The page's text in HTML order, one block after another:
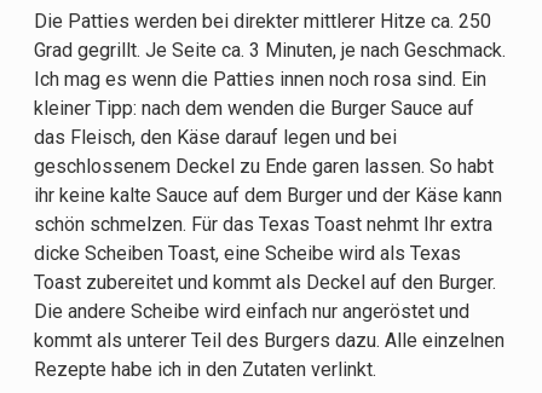
Die Patties werden bei direkter mittlerer Hitze ca. 250
Grad gegrillt. Je Seite ca. 3 Minuten, je nach Geschmack.
Ich mag es wenn die Patties innen noch rosa sind. Ein
kleiner Tipp: nach dem wenden die Burger Sauce auf
das Fleisch, den Käse darauf legen und bei
geschlossenem Deckel zu Ende garen lassen. So habt
ihr keine kalte Sauce auf dem Burger und der Käse kann
schön schmelzen. Für das Texas Toast nehmt Ihr extra
dicke Scheiben Toast, eine Scheibe wird als Texas
Toast zubereitet und kommt als Deckel auf den Burger.
Die andere Scheibe wird einfach nur angeröstet und
kommt als unterer Teil des Burgers dazu. Alle einzelnen
Rezepte habe ich in den Zutaten verlinkt.